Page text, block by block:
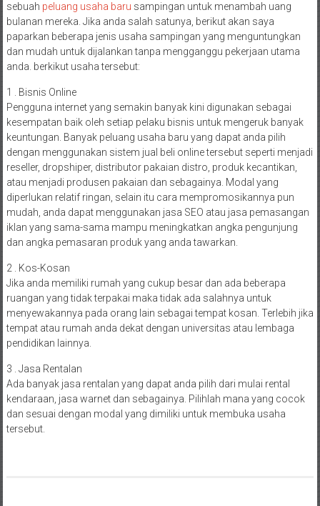
sebuah peluang usaha baru sampingan untuk menambah uang
bulanan mereka. Jika anda salah satunya, berikut akan saya
paparkan beberapa jenis usaha sampingan yang menguntungkan
dan mudah untuk dijalankan tanpa mengganggu pekerjaan utama
anda. berkikut usaha tersebut:
1 . Bisnis Online
Pengguna internet yang semakin banyak kini digunakan sebagai
kesempatan baik oleh setiap pelaku bisnis untuk mengeruk banyak
keuntungan. Banyak peluang usaha baru yang dapat anda pilih
dengan menggunakan sistem jual beli online tersebut seperti menjadi
reseller, dropshiper, distributor pakaian distro, produk kecantikan,
atau menjadi produsen pakaian dan sebagainya. Modal yang
diperlukan relatif ringan, selain itu cara mempromosikannya pun
mudah, anda dapat menggunakan jasa SEO atau jasa pemasangan
iklan yang sama-sama mampu meningkatkan angka pengunjung
dan angka pemasaran produk yang anda tawarkan.
2 . Kos-Kosan
Jika anda memiliki rumah yang cukup besar dan ada beberapa
ruangan yang tidak terpakai maka tidak ada salahnya untuk
menyewakannya pada orang lain sebagai tempat kosan. Terlebih jika
tempat atau rumah anda dekat dengan universitas atau lembaga
pendidikan lainnya.
3 . Jasa Rentalan
Ada banyak jasa rentalan yang dapat anda pilih dari mulai rental
kendaraan, jasa warnet dan sebagainya. Pilihlah mana yang cocok
dan sesuai dengan modal yang dimiliki untuk membuka usaha
tersebut.